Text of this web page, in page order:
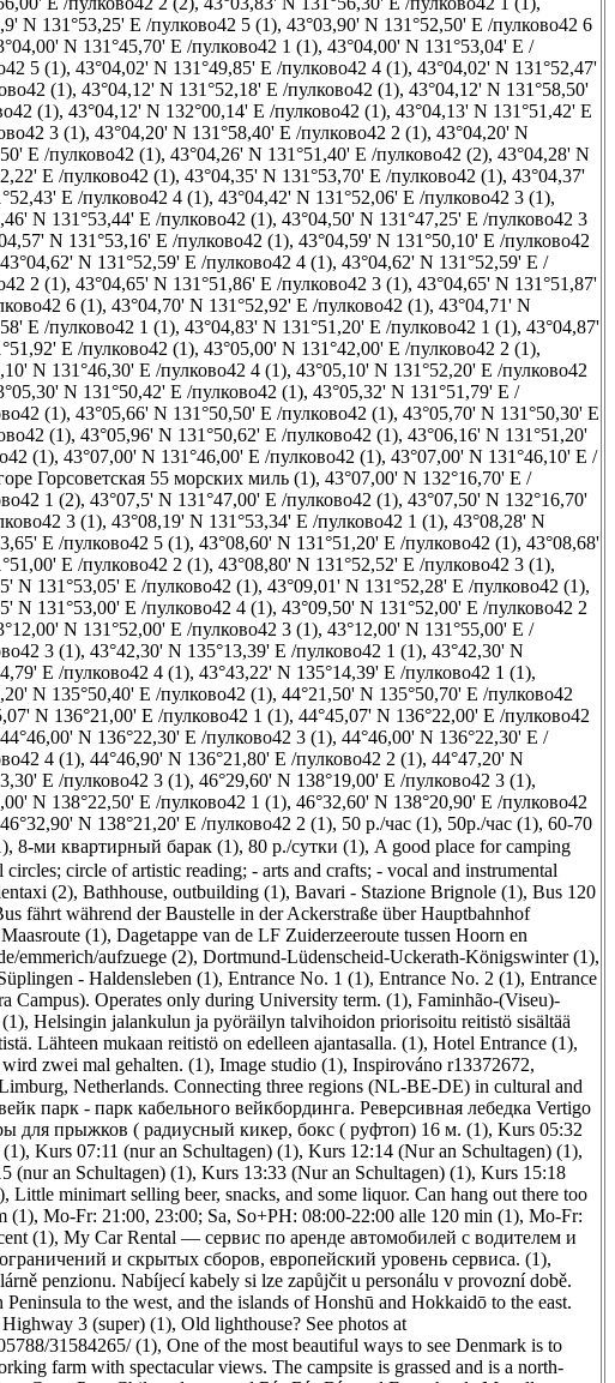
N 131°53,25' E /пулково42 5 (1), 43°03,90' N 131°52,50' E /пулково42 6
N 131°45,70' E /пулково42 1 (1), 43°04,00' N 131°53,04' E /
5 (1), 43°04,02' N 131°49,85' E /пулково42 4 (1), 43°04,02' N 131°52,47'
(1), 43°04,12' N 131°52,18' E /пулково42 (1), 43°04,12' N 131°58,50'
(1), 43°04,12' N 132°00,14' E /пулково42 (1), 43°04,13' N 131°51,42' E
3 (1), 43°04,20' N 131°58,40' E /пулково42 2 (1), 43°04,20' N
E /пулково42 (1), 43°04,26' N 131°51,40' E /пулково42 (2), 43°04,28' N
E /пулково42 (1), 43°04,35' N 131°53,70' E /пулково42 (1), 43°04,37'
E /пулково42 4 (1), 43°04,42' N 131°52,06' E /пулково42 3 (1),
N 131°53,44' E /пулково42 (1), 43°04,50' N 131°47,25' E /пулково42 3
N 131°53,16' E /пулково42 (1), 43°04,59' N 131°50,10' E /пулково42
43°04,62' N 131°52,59' E /пулково42 4 (1), 43°04,62' N 131°52,59' E /
2 (1), 43°04,65' N 131°51,86' E /пулково42 3 (1), 43°04,65' N 131°51,87'
6 (1), 43°04,70' N 131°52,92' E /пулково42 (1), 43°04,71' N
E /пулково42 1 (1), 43°04,83' N 131°51,20' E /пулково42 1 (1), 43°04,87'
E /пулково42 (1), 43°05,00' N 131°42,00' E /пулково42 2 (1),
N 131°46,30' E /пулково42 4 (1), 43°05,10' N 131°52,20' E /пулково42
N 131°50,42' E /пулково42 (1), 43°05,32' N 131°51,79' E /
(1), 43°05,66' N 131°50,50' E /пулково42 (1), 43°05,70' N 131°50,30' E
(1), 43°05,96' N 131°50,62' E /пулково42 (1), 43°06,16' N 131°51,20'
(1), 43°07,00' N 131°46,00' E /пулково42 (1), 43°07,00' N 131°46,10' E /
Горсоветская 55 морских миль (1), 43°07,00' N 132°16,70' E /
1 (2), 43°07,5' N 131°47,00' E /пулково42 (1), 43°07,50' N 132°16,70'
3 (1), 43°08,19' N 131°53,34' E /пулково42 1 (1), 43°08,28' N
E /пулково42 5 (1), 43°08,60' N 131°51,20' E /пулково42 (1), 43°08,68'
E /пулково42 2 (1), 43°08,80' N 131°52,52' E /пулково42 3 (1),
N 131°53,05' E /пулково42 (1), 43°09,01' N 131°52,28' E /пулково42 (1),
N 131°53,00' E /пулково42 4 (1), 43°09,50' N 131°52,00' E /пулково42 2
N 131°52,00' E /пулково42 3 (1), 43°12,00' N 131°55,00' E /
3 (1), 43°42,30' N 135°13,39' E /пулково42 1 (1), 43°42,30' N
E /пулково42 4 (1), 43°43,22' N 135°14,39' E /пулково42 1 (1),
N 135°50,40' E /пулково42 (1), 44°21,50' N 135°50,70' E /пулково42
N 136°21,00' E /пулково42 1 (1), 44°45,07' N 136°22,00' E /пулково42
44°46,00' N 136°22,30' E /пулково42 3 (1), 44°46,00' N 136°22,30' E /
4 (1), 44°46,90' N 136°21,80' E /пулково42 2 (1), 44°47,20' N
E /пулково42 3 (1), 46°29,60' N 138°19,00' E /пулково42 3 (1),
N 138°22,50' E /пулково42 1 (1), 46°32,60' N 138°20,90' E /пулково42
46°32,90' N 138°21,20' E /пулково42 2 (1), 50 р./час (1), 50р./час (1), 60-70
, 8-ми квартирный барак (1), 80 р./сутки (1), A good place for camping
circle of artistic reading; - arts and crafts; - vocal and instrumental
(2), Bathhouse, outbuilding (1), Bavari - Stazione Brignole (1), Bus 120
fährt während der Baustelle in der Ackerstraße über Hauptbahnhof
(1), Dagetappe van de LF Zuiderzeeroute tussen Hoorn en
emmerich/aufzuege (2), Dortmund-Lüdenscheid-Uckerath-Königswinter (1),
- Haldensleben (1), Entrance No. 1 (1), Entrance No. 2 (1), Entrance
Campus). Operates only during University term. (1), Faminhão-(Viseu)-
(1), Helsingin jalankulun ja pyöräilyn talvihoidon priorisoitu reitistö sisältää
Lähteen mukaan reitistö on edelleen ajantasalla. (1), Hotel Entrance (1),
zwei mal gehalten. (1), Image studio (1), Inspirováno r13372672,
Netherlands. Connecting three regions (NL-BE-DE) in cultural and
парк - парк кабельного вейкбординга. Реверсивная лебедка Vertigo
для прыжков ( радиусный кикер, бокс ( руфтоп) 16 м. (1), Kurs 05:32
(1), Kurs 07:11 (nur an Schultagen) (1), Kurs 12:14 (Nur an Schultagen) (1),
(nur an Schultagen) (1), Kurs 13:33 (Nur an Schultagen) (1), Kurs 15:18
, Little minimart selling beer, snacks, and some liquor. Can hang out there too
(1), Mo-Fr: 21:00, 23:00; Sa, So+PH: 08:00-22:00 alle 120 min (1), Mo-Fr:
(1), My Car Rental — сервис по аренде автомобилей с водителем и
и скрытых сборов, европейский уровень сервиса. (1),
penzionu. Nabíjecí kabely si lze zapůjčit u personálu v provozní době.
to the west, and the islands of Honshū and Hokkaidō to the east.
3 (super) (1), Old lighthouse? See photos at
31584265/ (1), One of the most beautiful ways to see Denmark is to
farm with spectacular views. The campsite is grassed and is a north-